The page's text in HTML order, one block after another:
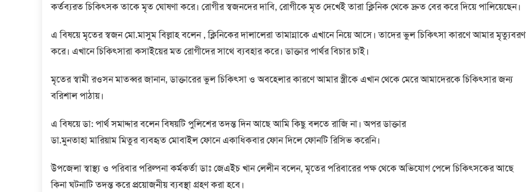
কর্তব্যরত চিকিৎসক তাকে মৃত ঘোষণা করে। রোগীর স্বজনদের দাবি, রোগীকে মৃত দেখেই তারা ক্লিনিক থেকে দ্রুত বের করে দিয়ে পালিয়েছেন।
এ বিষয়ে মৃতের স্বজন মো.মাসুম বিল্লাহ বলেন , ক্লিনিকের দালালেরা তামান্নাকে এখানে নিয়ে আসে। তাদের ভুল চিকিৎসা কারণে আমার মৃত্যুবরণ
করে। এখানে চিকিৎসারা কসাইয়ের মত রোগীদের সাথে ব্যবহার করে। ডাক্তার পার্থর বিচার চাই।
মৃতের স্বামী রওসন মাতব্বর জানান, ডাক্তারের ভুল চিকিৎসা ও অবহেলার কারণে আমার স্ত্রীকে এখান থেকে মেরে আমাদেরকে চিকিৎসার জন্য
বরিশাল পাঠায়।
এ বিষয়ে ডা: পার্থ সমাদ্দার বলেন বিষয়টি পুলিশের তদন্ত দিন আছে আমি কিছু বলতে রাজি না। অপর ডাক্তার
ডা.মুনতাহা মারিয়াম মিতুর ব্যবহৃত মোবাইল ফোনে একাধিকবার ফোন দিলে ফোনটি রিসিভ করেনি।
উপজেলা স্বাস্থ্য ও পরিবার পরিল্পনা কর্মকর্তা ডাঃ জেএইচ খান লেলীন বলেন, মৃতের পরিবারের পক্ষ থেকে অভিযোগ পেলে চিকিৎসকের আছে
কিনা ঘটনাটি তদন্ত করে প্রয়োজনীয় ব্যবস্থা গ্রহণ করা হবে।